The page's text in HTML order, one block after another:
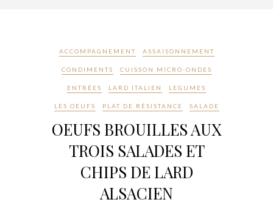
ACCOMPAGNEMENT ASSAISONNEMENT
CONDIMENTS CUISSON MICRO-ONDES
ENTRÉES LARD ITALIEN LEGUMES
LES OEUFS PLAT DE RÉSISTANCE SALADE
OEUFS BROUILLES AUX
TROIS SALADES ET
CHIPS DE LARD
ALSACIEN